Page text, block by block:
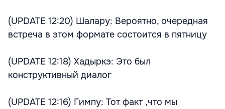
(UPDATE 12:20) Шалару: Вероятно, очередная
встреча в этом формате состоится в пятницу
(UPDATE 12:18) Хадыркэ: Это был
конструктивный диалог
(UPDATE 12:16) Гимпу: Тот факт ,что мы